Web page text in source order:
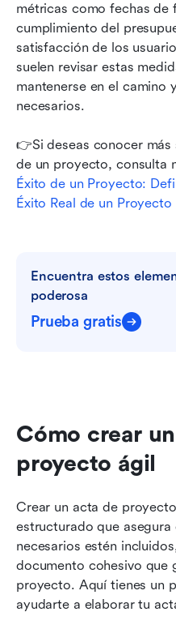
métricas como fechas
cumplimiento del
satisfacción de los
suelen revisar estas
mantenerse en el camino
necesarios.
👉Si deseas conocer
de un proyecto, consulta
Éxito de un Proyecto:
Éxito Real de un Proyecto
Encuentra estos
poderosa
Prueba gratis
Cómo crear
proyecto ágil
Crear un acta de
estructurado que
necesarios estén
documento cohesivo que
proyecto. Aquí tienes un
ayudarte a elaborar tu